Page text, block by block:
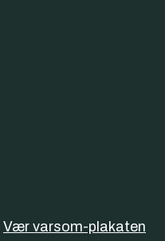
Vær varsom-plakaten